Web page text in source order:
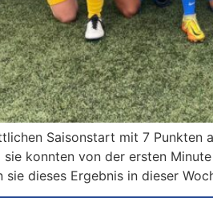
Saisonstart mit 7 Punkten
konnten von der ersten
sie dieses Ergebnis in dieser